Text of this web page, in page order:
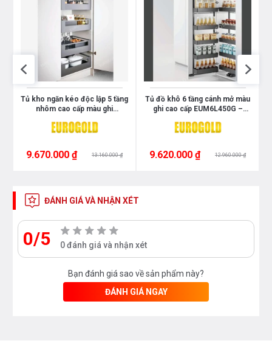
Tủ kho ngăn kéo độc lập 5 tầng
nhôm cao cấp màu ghi
9.670.000 ₫ 13.160.000 ₫
Tủ đồ khô 6 tầng cánh mở màu
ghi cao cấp EUM6L450G –
9.620.000 ₫ 12.960.000 ₫
ĐÁNH GIÁ VÀ NHẬN XÉT
0/5 0 đánh giá và nhận xét
Bạn đánh giá sao về sản phẩm này?
ĐÁNH GIÁ NGAY